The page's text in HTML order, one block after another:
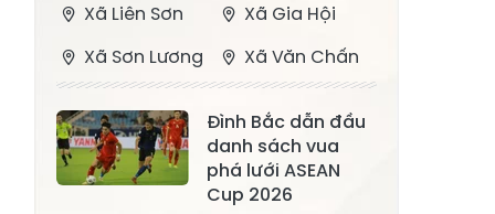
Xã Liên Sơn
Xã Gia Hội
Xã Sơn Lương
Xã Văn Chấn
Bằng La
Xã Chấn Thịnh
Xã Nghĩa Tâm
Xã Phong Dụ
Hạ
Đình Bắc dẫn đầu
danh sách vua
phá lưới ASEAN
Cup 2026